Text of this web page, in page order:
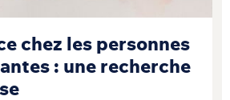
chez les personnes
: une recherche